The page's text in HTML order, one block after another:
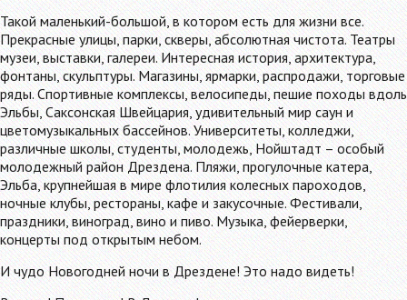
Такой маленький-большой, в котором есть для жизни все.
Прекрасные улицы, парки, скверы, абсолютная чистота. Театры
музеи, выставки, галереи. Интересная история, архитектура,
фонтаны, скульптуры. Магазины, ярмарки, распродажи, торговые
ряды. Спортивные комплексы, велосипеды, пешие походы вдоль
Эльбы, Саксонская Швейцария, удивительный мир саун и
цветомузыкальных бассейнов. Университеты, колледжи,
различные школы, студенты, молодежь, Нойштадт – особый
молодежный район Дрездена. Пляжи, прогулочные катера,
Эльба, крупнейшая в мире флотилия колесных пароходов,
ночные клубы, рестораны, кафе и закусочные. Фестивали,
праздники, виноград, вино и пиво. Музыка, фейерверки,
концерты под открытым небом.
И чудо Новогодней ночи в Дрездене! Это надо видеть!